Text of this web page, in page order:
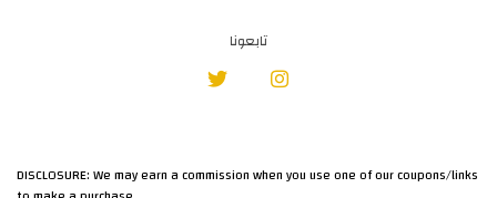
تابعونا
DISCLOSURE: We may earn a commission when you use one of our coupons/links